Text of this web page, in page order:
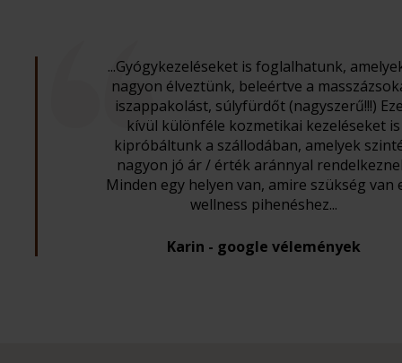
...Gyógykezeléseket is foglalhatunk,
nagyon élveztünk, beleértve a
iszappakolást, súlyfürdőt (nagyszerű!!!)
kívül különféle kozmetikai kezeléseket is
kipróbáltunk a szállodában, amelyek
nagyon jó ár / érték aránnyal
Minden egy helyen van, amire szükség van
wellness pihenéshez...
Karin - google vélemények